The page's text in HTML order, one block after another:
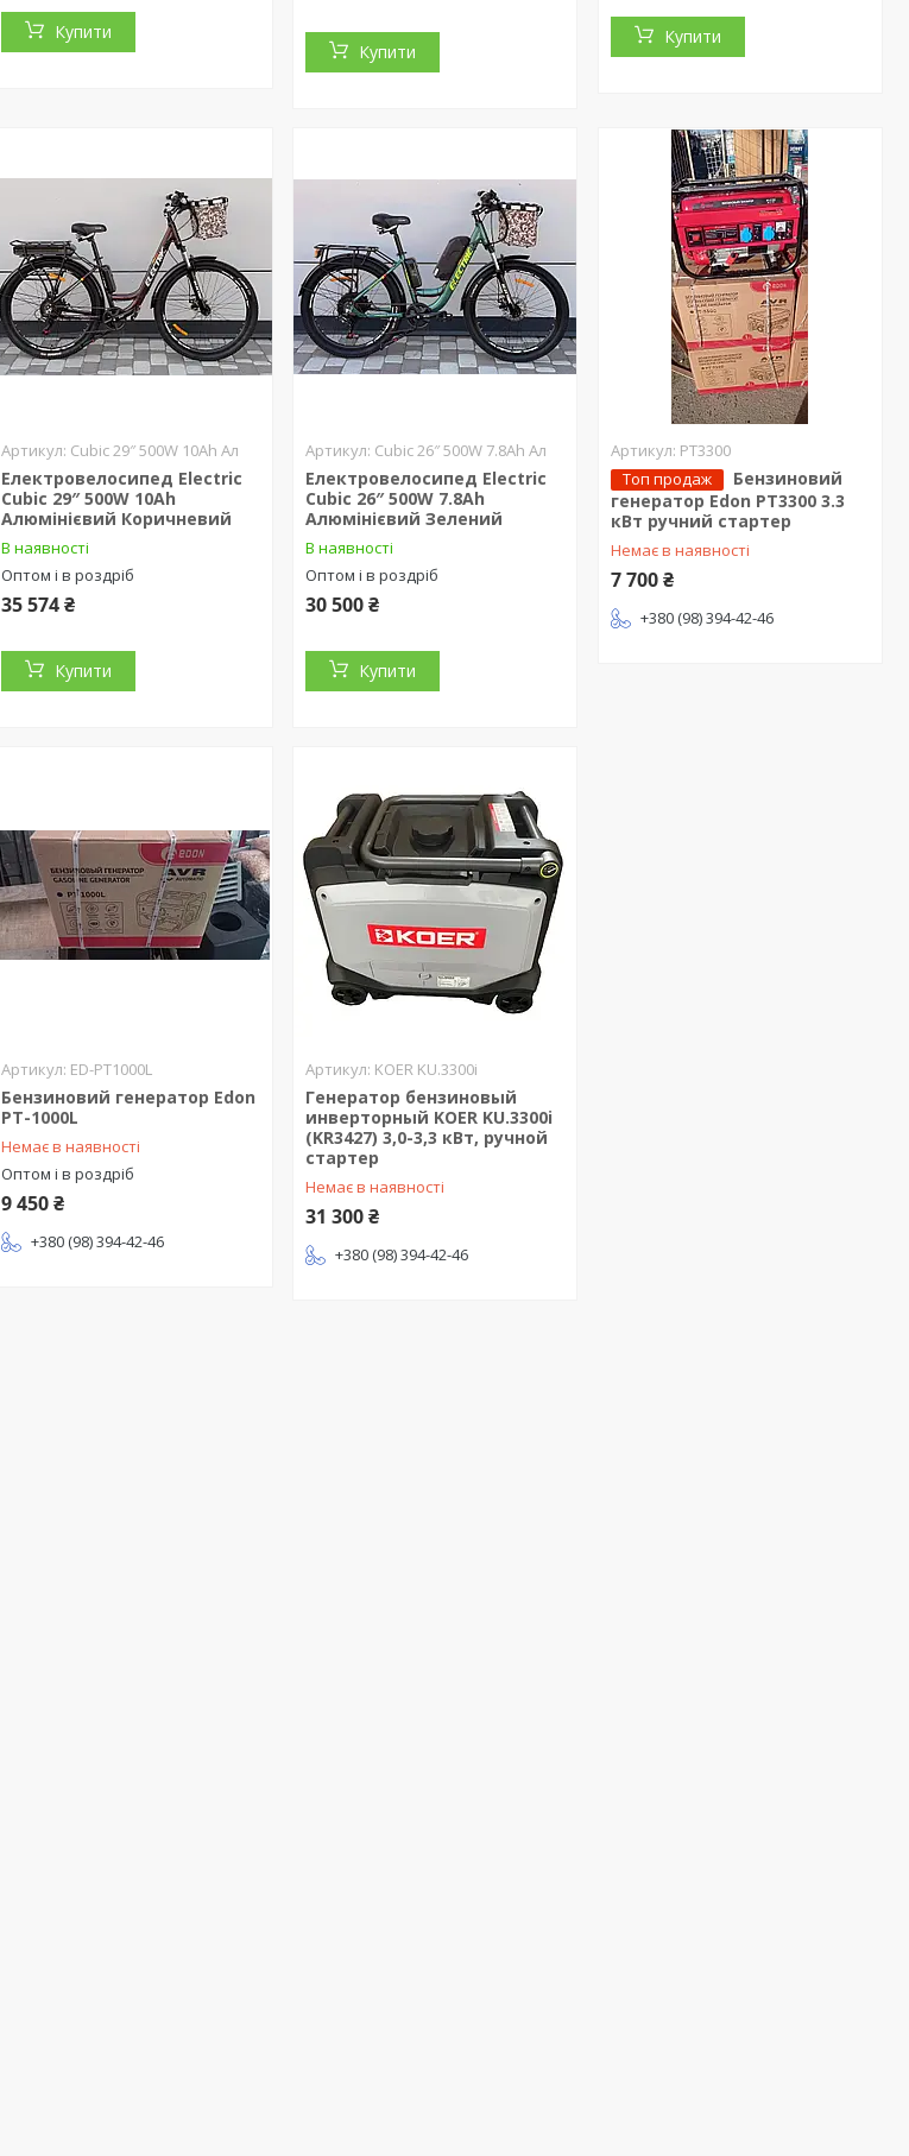
Купити
Купити
Купити
Cubic 29″ 500W 10Ah Ал
Електровелосипед Electric
Cubic 29″ 500W 10Ah
Алюмінієвий Коричневий
В наявності
Оптом і в роздріб
35 574 ₴
Купити
Cubic 26″ 500W 7.8Ah Ал
Електровелосипед Electric
Cubic 26″ 500W 7.8Ah
Алюмінієвий Зелений
В наявності
Оптом і в роздріб
30 500 ₴
Купити
PT3300
Топ продаж
Бензиновий
генератор Edon PT3300 3.3
кВт ручний стартер
Немає в наявності
7 700 ₴
+380 (98) 394-42-46
ED-PT1000L
Бeнзинoвий гeнepaтop Edon
PT-1000L
Немає в наявності
Оптом і в роздріб
9 450 ₴
+380 (98) 394-42-46
KOER KU.3300i
Генератор бензиновый
инверторный KOER KU.3300i
(KR3427) 3,0-3,3 кВт, ручной
стартер
Немає в наявності
31 300 ₴
+380 (98) 394-42-46